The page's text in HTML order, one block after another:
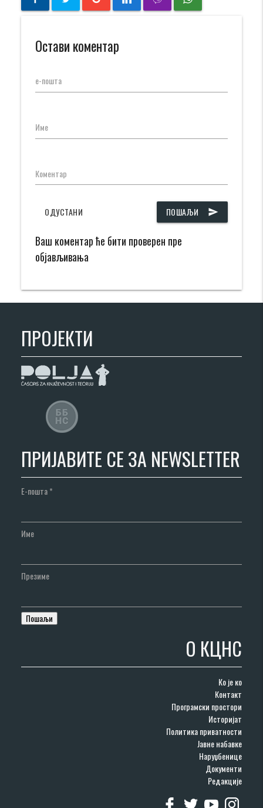
Остави коментар
е-пошта
Име
Коментар
ПОШАЉИ send
ОДУСТАНИ
Ваш коментар ће бити проверен пре
објављивања
ПРОЈЕКТИ
ПРИЈАВИТЕ СЕ ЗА NEWSLETTER
Е-пошта*
Име
Презиме
О КЦНС
Ко је ко
Контакт
Програмски простори
Историјат
Политика приватности
Јавне набавке
Наруџбенице
Документи
Редакције